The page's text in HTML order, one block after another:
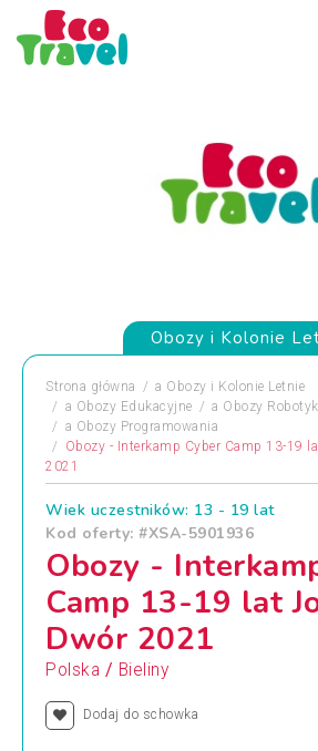
Obozy i Kolonie
Strona główna a Obozy i Kolonie Letnie
a Obozy Edukacyjne a Obozy
a Obozy Programowania
Obozy - Interkamp Cyber Camp 13-19
2021
Wiek uczestników: 13 - 19 lat
Kod oferty: #XSA-5901936
Obozy -
Camp 13-19 lat
Dwór 2021
Polska / Bieliny
Dodaj do schowka